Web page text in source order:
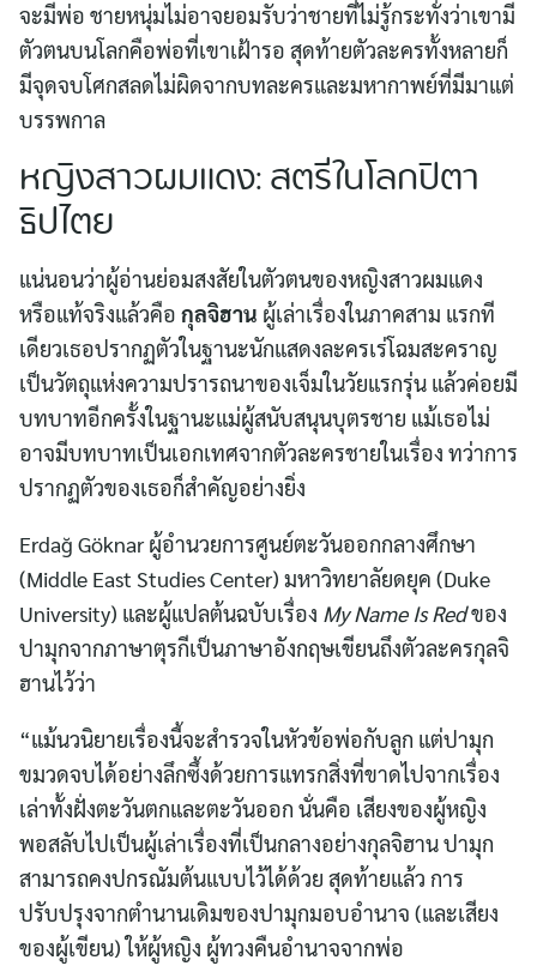
จะมีพ่อ ชายหนุ่มไม่อาจยอมรับว่าชายที่ไม่รู้กระทั่งว่าเขามี
ตัวตนบนโลกคือพ่อที่เขาเฝ้ารอ สุดท้ายตัวละครทั้งหลายก็
มีจุดจบโศกสลดไม่ผิดจากบทละครและมหากาพย์ที่มีมาแต่
บรรพกาล
หญิงสาวผมแดง: สตรีในโลกปิตา
ธิปไตย
แน่นอนว่าผู้อ่านย่อมสงสัยในตัวตนของหญิงสาวผมแดง
หรือแท้จริงแล้วคือ กุลจิฮาน ผู้เล่าเรื่องในภาคสาม แรกที
เดียวเธอปรากฏตัวในฐานะนักแสดงละครเร่โฉมสะคราญ
เป็นวัตถุแห่งความปรารถนาของเจ็มในวัยแรกรุ่น แล้วค่อยมี
บทบาทอีกครั้งในฐานะแม่ผู้สนับสนุนบุตรชาย แม้เธอไม่
อาจมีบทบาทเป็นเอกเทศจากตัวละครชายในเรื่อง ทว่าการ
ปรากฏตัวของเธอก็สำคัญอย่างยิ่ง
Erdağ Göknar ผู้อำนวยการศูนย์ตะวันออกกลางศึกษา
(Middle East Studies Center) มหาวิทยาลัยดยุค (Duke
University) และผู้แปลต้นฉบับเรื่อง My Name Is Redของ
ปามุกจากภาษาตุรกีเป็นภาษาอังกฤษเขียนถึงตัวละครกุลจิ
ฮานไว้ว่า
“แม้นวนิยายเรื่องนี้จะสำรวจในหัวข้อพ่อกับลูก แต่ปามุก
ขมวดจบได้อย่างลึกซึ้งด้วยการแทรกสิ่งที่ขาดไปจากเรื่อง
เล่าทั้งฝั่งตะวันตกและตะวันออก นั่นคือ เสียงของผู้หญิง
พอสลับไปเป็นผู้เล่าเรื่องที่เป็นกลางอย่างกุลจิฮาน ปามุก
สามารถคงปกรณัมต้นแบบไว้ได้ด้วย สุดท้ายแล้ว การ
ปรับปรุงจากตำนานเดิมของปามุกมอบอำนาจ (และเสียง
ของผู้เขียน) ให้ผู้หญิง ผู้ทวงคืนอำนาจจากพ่อ